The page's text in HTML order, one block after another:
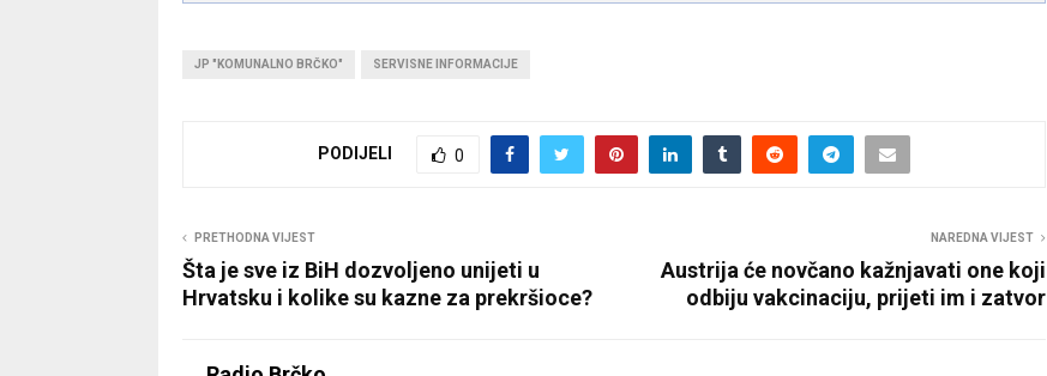
JP "KOMUNALNO BRČKO" SERVISNE INFORMACIJE
PODIJELI 0
PRETHODNA VIJEST
Šta je sve iz BiH dozvoljeno unijeti u
Hrvatsku i kolike su kazne za prekršioce?
NAREDNA VIJEST
Austrija će novčano kažnjavati one koji
odbiju vakcinaciju, prijeti im i zatvor